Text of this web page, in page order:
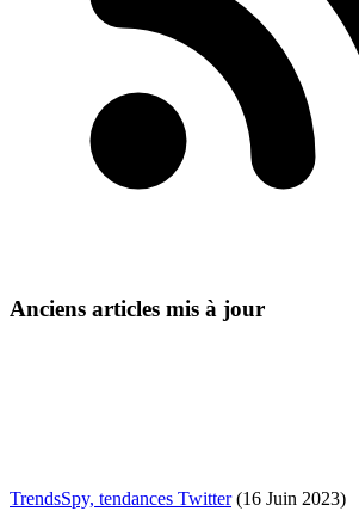
Anciens articles mis à jour
TrendsSpy, tendances Twitter(16 Juin 2023)